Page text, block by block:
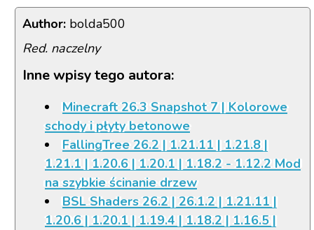
Author: bolda500
Red. naczelny
Inne wpisy tego autora:
Minecraft 26.3 Snapshot 7 | Kolorowe
schody i płyty betonowe
FallingTree 26.2 | 1.21.11 | 1.21.8 |
1.21.1 | 1.20.6 | 1.20.1 | 1.18.2 - 1.12.2 Mod
na szybkie ścinanie drzew
BSL Shaders 26.2 | 26.1.2 | 1.21.11 |
1.20.6 | 1.20.1 | 1.19.4 | 1.18.2 | 1.16.5 |